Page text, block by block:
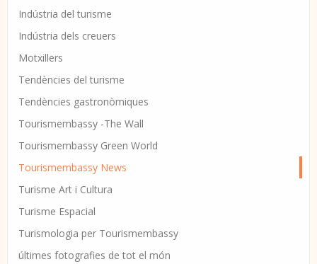
Indústria del turisme
Indústria dels creuers
Motxillers
Tendències del turisme
Tendències gastronòmiques
Tourismembassy -The Wall
Tourismembassy Green World
Tourismembassy News
Turisme Art i Cultura
Turisme Espacial
Turismologia per Tourismembassy
últimes fotografies de tot el món